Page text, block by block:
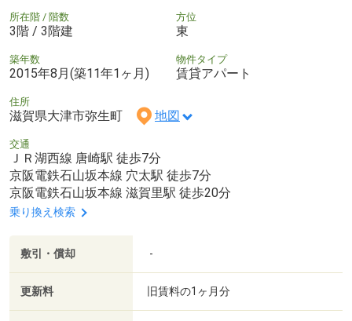
所在階 / 階数
3階 / 3階建
方位
東
築年数
2015年8月(築11年1ヶ月)
物件タイプ
賃貸アパート
住所
滋賀県大津市弥生町 地図
交通
ＪＲ湖西線 唐崎駅 徒歩7分
京阪電鉄石山坂本線 穴太駅 徒歩7分
京阪電鉄石山坂本線 滋賀里駅 徒歩20分
乗り換え検索
敷引・償却 -
更新料 旧賃料の1ヶ月分